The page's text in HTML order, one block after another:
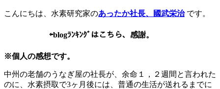
こんにちは、水素研究家のあったか社長、國武栄治です。
⇦blogﾗﾝｷﾝｸﾞはこちら、感謝。
※個人の感想です。
中州の老舗のうなぎ屋の社長が、余命１，２週間と言われた
のに、水素摂取で3ヶ月後には、普通の生活が送れるまでに